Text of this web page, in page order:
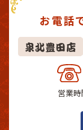
お電話
営業